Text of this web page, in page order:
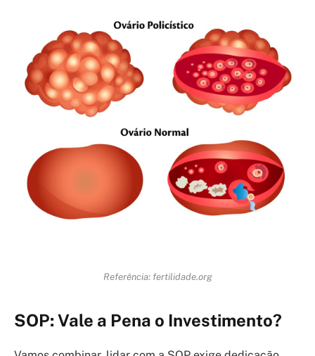
Referência: fertilidade.org
SOP: Vale a Pena o Investimento?